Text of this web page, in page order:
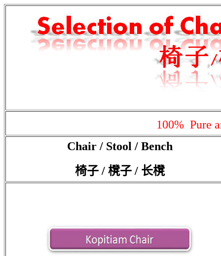
100% Pure
Chair / Stool / Bench
椅子 / 櫈子 / 长櫈